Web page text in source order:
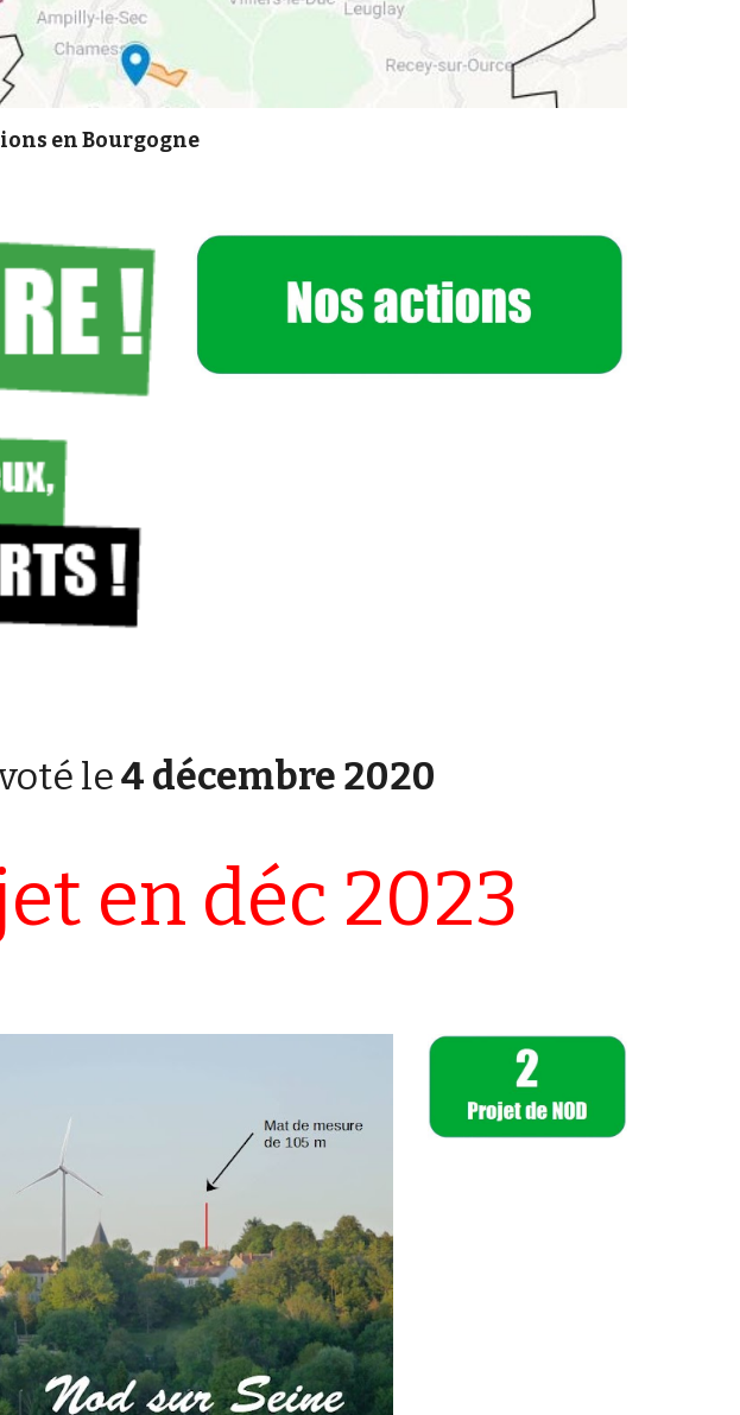
en Bourgogne
le4 décembre 2020
en déc 2023